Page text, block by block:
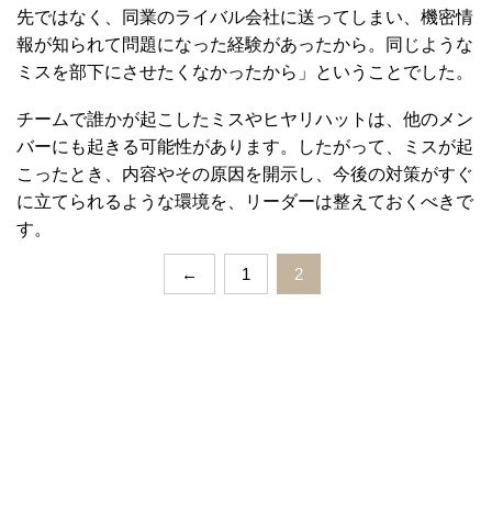
先ではなく、同業のライバル会社に送ってしまい、機密情
報が知られて問題になった経験があったから。同じような
ミスを部下にさせたくなかったから」ということでした。
チームで誰かが起こしたミスやヒヤリハットは、他のメン
バーにも起きる可能性があります。したがって、ミスが起
こったとき、内容やその原因を開示し、今後の対策がすぐ
に立てられるような環境を、リーダーは整えておくべきで
す。
← 1 2